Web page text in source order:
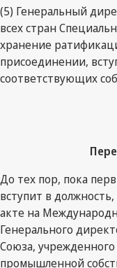
(5) Генеральный
всех стран
хранение
присоединении,
соответствующих
До тех пор, пока
вступит в
акте на
Генерального
Союза,
промышленной